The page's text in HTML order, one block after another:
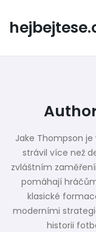
content
Jake Thompson
strávil více než
zvláštním
pomáhají
klasické
moderními
historii